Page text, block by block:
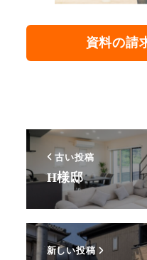
資料の請
古い投稿
H様邸
新しい投稿